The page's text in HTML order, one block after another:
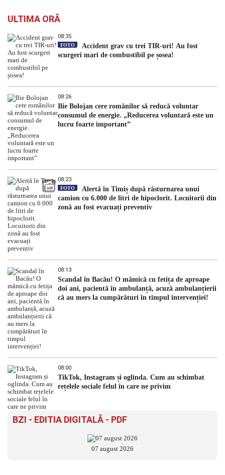
ULTIMA ORĂ
08:35
FOTO
Accident grav cu trei TIR-uri! Au fost
scurgeri mari de combustibil pe șosea!
08:26
Ilie Bolojan cere românilor să reducă voluntar
consumul de energie. „Reducerea voluntară este un
lucru foarte important”
08:23
FOTO
Alertă în Timiș după răsturnarea unui
camion cu 6.000 de litri de hipoclorit. Locuitorii din
zonă au fost evacuați preventiv
08:13
Scandal în Bacău! O mămică cu fetița de aproape
doi ani, pacientă în ambulanță, acuză ambulanțierii
că au mers la cumpărături în timpul intervenției!
08:00
TikTok, Instagram și oglinda. Cum au schimbat
rețelele sociale felul în care ne privim
BZI - EDITIA DIGITALĂ - PDF
07 august 2026